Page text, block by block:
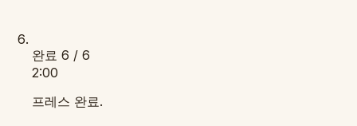
완료 6 / 6
2:00
프레스 완료.